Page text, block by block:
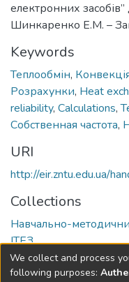
електронних
Шинкаренко Е.М. –
Keywords
Теплообмін,
Розрахунки, Heat
reliability, Calculations,
Собственная частота,
URI
http://eir.zntu.edu.ua/
Collections
Навчально-
ІТЕЗ
Full item page
We collect and process
following purposes: